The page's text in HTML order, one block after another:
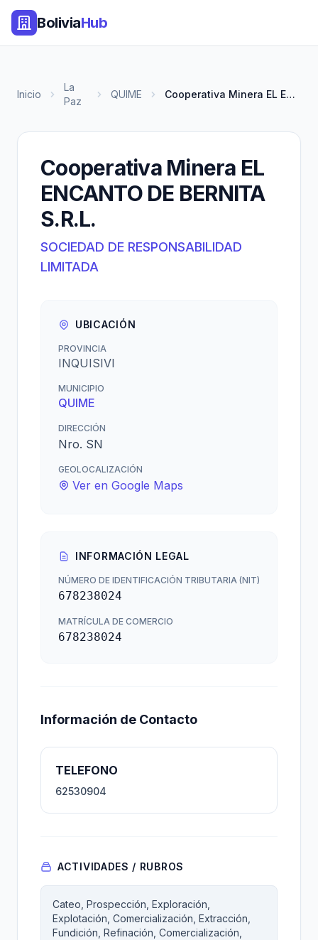
BoliviaHub
Inicio
La
Paz
QUIME Cooperativa Minera EL ENCANTO...
Cooperativa Minera EL
ENCANTO DE BERNITA
S.R.L.
SOCIEDAD DE RESPONSABILIDAD
LIMITADA
UBICACIÓN
PROVINCIA
INQUISIVI
MUNICIPIO
QUIME
DIRECCIÓN
Nro. SN
GEOLOCALIZACIÓN
Ver en Google Maps
INFORMACIÓN LEGAL
NÚMERO DE IDENTIFICACIÓN TRIBUTARIA (NIT)
678238024
MATRÍCULA DE COMERCIO
678238024
Información de Contacto
TELEFONO
62530904
ACTIVIDADES / RUBROS
Cateo, Prospección, Exploración,
Explotación, Comercialización, Extracción,
Fundición, Refinación, Comercialización,